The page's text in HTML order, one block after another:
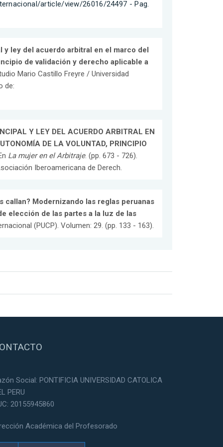
article/view/26016/24497 - Pag.
ley del acuerdo arbitral en el marco del
de validación y derecho aplicable a
Mario Castillo Freyre / Universidad
de:
Y LEY DEL ACUERDO ARBITRAL EN
DE LA VOLUNTAD, PRINCIPIO
La mujer en el Arbitraje. (pp. 673 - 726).
Iberoamericana de Derech.
callan? Modernizando las reglas peruanas
elección de las partes a la luz de las
(PUCP). Volumen: 29. (pp. 133 - 163).
Social: PONTIFICIA UNIVERSIDAD CATOLICA
PERU
20155945860
Académica del Profesorado